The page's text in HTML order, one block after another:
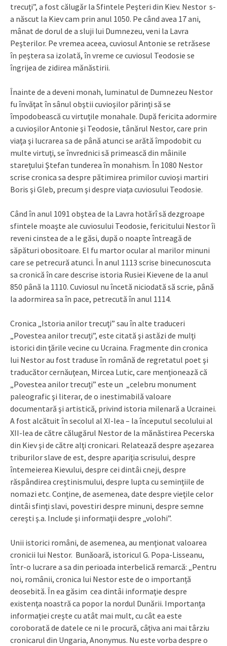
trecuţi”, a fost călugăr la Sfintele Peşteri din Kiev. Nestor s-
a născut la Kiev cam prin anul 1050. Pe când avea 17 ani,
mânat de dorul de a sluji lui Dumnezeu, veni la Lavra
Peşterilor. Pe vremea aceea, cuviosul Antonie se retrăsese
în peştera sa izolată, în vreme ce cuviosul Teodosie se
îngrijea de zidirea mănăstirii.
Înainte de a deveni monah, luminatul de Dumnezeu Nestor
fu învăţat în sânul obştii cuvioşilor părinţi să se
împodobească cu virtuţile monahale. După fericita adormire
a cuvioşilor Antonie şi Teodosie, tânărul Nestor, care prin
viaţa şi lucrarea sa de până atunci se arătă împodobit cu
multe virtuţi, se învrednici să primească din mâinile
stareţului Ştefan tunderea în monahism. În 1080 Nestor
scrise cronica sa despre pătimirea primilor cuvioşi martiri
Boris şi Gleb, precum şi despre viaţa cuviosului Teodosie.
Când în anul 1091 obştea de la Lavra hotărî să dezgroape
sfintele moaşte ale cuviosului Teodosie, fericitului Nestor îi
reveni cinstea de a le găsi, după o noapte întreagă de
săpături obositoare. El fu martor ocular al marilor minuni
care se petrecură atunci. În anul 1113 scrise binecunoscuta
sa cronică în care descrise istoria Rusiei Kievene de la anul
850 până la 1110. Cuviosul nu încetă niciodată să scrie, până
la adormirea sa în pace, petrecută în anul 1114.
Cronica „Istoria anilor trecuţi” sau în alte traduceri
„Povestea anilor trecuţi”, este citată şi astăzi de mulţi
istorici din ţările vecine cu Ucraina. Fragmente din cronica
lui Nestor au fost traduse în română de regretatul poet şi
traducător cernăuţean, Mircea Lutic, care menţionează că
„Povestea anilor trecuţi” este un „celebru monument
paleografic şi literar, de o inestimabilă valoare
documentară şi artistică, privind istoria milenară a Ucrainei.
A fost alcătuit în secolul al XI-lea – la începutul secolului al
XII-lea de către călugărul Nestor de la mănăstirea Pecerska
din Kiev şi de către alţi cronicari. Relatează despre aşezarea
triburilor slave de est, despre apariţia scrisului, despre
întemeierea Kievului, despre cei dintâi cneji, despre
răspândirea creştinismului, despre lupta cu seminţiile de
nomazi etc. Conţine, de asemenea, date despre vieţile celor
dintâi sfinţi slavi, povestiri despre minuni, despre semne
cereşti ş.a. Include şi informaţii despre „volohi”.
Unii istorici români, de asemenea, au menţionat valoarea
cronicii lui Nestor. Bunăoară, istoricul G. Popa-Lisseanu,
într-o lucrare a sa din perioada interbelică remarcă: „Pentru
noi, românii, cronica lui Nestor este de o importanță
deosebită. În ea găsim cea dintâi informaţie despre
existenţa noastră ca popor la nordul Dunării. Importanţa
informaţiei creşte cu atât mai mult, cu cât ea este
coroborată de datele ce ni le procură, câţiva ani mai târziu
cronicarul din Ungaria, Anonymus. Nu este vorba despre o